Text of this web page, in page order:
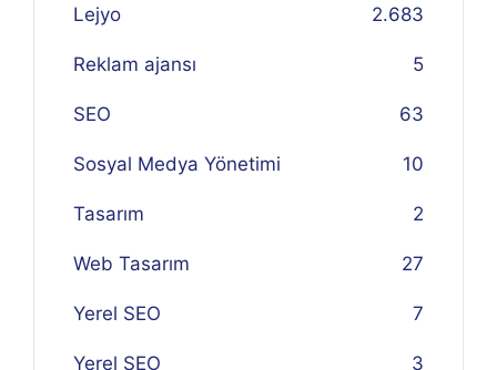
Lejyo 2.683
Reklam ajansı 5
SEO 63
Sosyal Medya Yönetimi 10
Tasarım 2
Web Tasarım 27
Yerel SEO 7
Yerel SEO 3